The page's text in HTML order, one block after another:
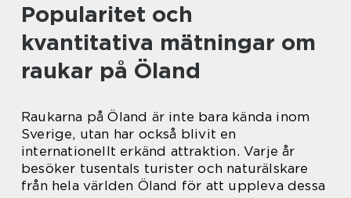
Popularitet och
kvantitativa mätningar om
raukar på Öland
Raukarna på Öland är inte bara kända inom
Sverige, utan har också blivit en
internationellt erkänd attraktion. Varje år
besöker tusentals turister och naturälskare
från hela världen Öland för att uppleva dessa